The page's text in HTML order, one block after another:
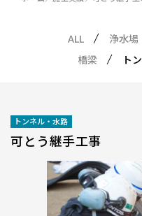
ALL
浄水場
橋梁
ト
トンネル・水路
可とう継手工事